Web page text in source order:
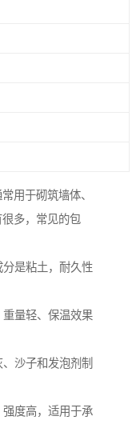
用于砌筑墙体、
多，常见的包
是粘土，耐久性
量轻、保温效果
沙子和发泡剂制
度高，适用于承